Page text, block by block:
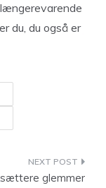
du, du også er
glemmer